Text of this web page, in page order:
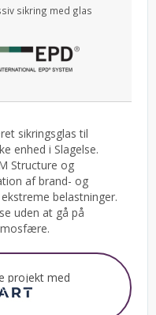
sikring med glas
sikringsglas til
enhed i Slagelse.
Structure og
af brand- og
belastninger.
uden at gå på
projekt med